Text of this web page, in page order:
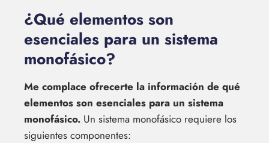
¿Qué elementos son
esenciales para un sistema
monofásico?
Me complace ofrecerte la información de qué
elementos son esenciales para un sistema
monofásico. Un sistema monofásico requiere los
siguientes componentes: